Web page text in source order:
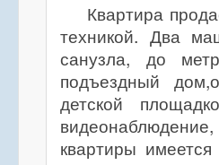
Квартира
техникой. Два
санузла, до
подъездный
детской
квартиры